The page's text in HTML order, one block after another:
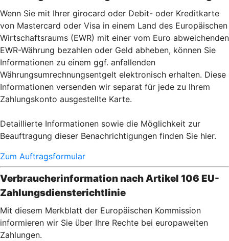
Wenn Sie mit Ihrer girocard oder Debit- oder Kreditkarte
von Mastercard oder Visa in einem Land des Europäischen
Wirtschaftsraums (EWR) mit einer vom Euro abweichenden
EWR-Währung bezahlen oder Geld abheben, können Sie
Informationen zu einem ggf. anfallenden
Währungsumrechnungsentgelt elektronisch erhalten. Diese
Informationen versenden wir separat für jede zu Ihrem
Zahlungskonto ausgestellte Karte.
Detaillierte Informationen sowie die Möglichkeit zur
Beauftragung dieser Benachrichtigungen finden Sie hier.
Zum Auftragsformular
Verbraucherinformation nach Artikel 106 EU-
Zahlungsdiensterichtlinie
Mit diesem Merkblatt der Europäischen Kommission
informieren wir Sie über Ihre Rechte bei europaweiten
Zahlungen.